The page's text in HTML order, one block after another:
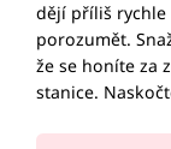
dějí příliš rychle
porozumět.
že se honíte za
stanice.